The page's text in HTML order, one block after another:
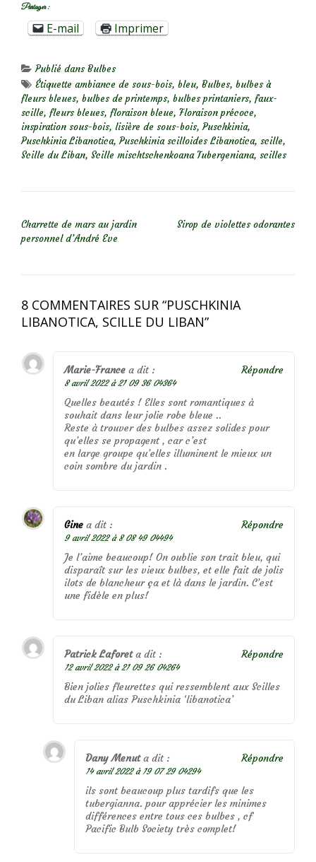
Partager :
E-mail Imprimer
Publié dansBulbes
Étiquette ambiance de sous-bois, bleu, Bulbes, bulbes à
fleurs bleues, bulbes de printemps, bulbes printaniers, faux-
scille, fleurs bleues, floraison bleue, Floraison précoce,
inspiration sous-bois, lisière de sous-bois,Puschkinia,
Puschkinia Libanotica,Puschkinia scilloides Libanotica, scille,
Scille du Liban, Scille mischtschenkoana Tubergeniana, scilles
Charrette de mars au jardin
personnel d’André Eve
Sirop de violettes odorantes
8 COMMENTAIRES SUR “PUSCHKINIA
LIBANOTICA, SCILLE DU LIBAN”
Marie-France a dit :
8 avril 2022 à 21 09 36 04364
Quelles beautés ! Elles sont romantiques à
souhait dans leur jolie robe bleue ..
Reste à trouver des bulbes assez solides pour
qu’elles se propagent , car c’est
en large groupe qu’elles illuminent le mieux un
coin sombre du jardin .
Répondre
Gine a dit :
9 avril 2022 à 8 08 49 04494
Je l’aime beaucoup! On oublie son trait bleu, qui
disparaît sur les vieux bulbes, et elle fait de jolis
ilots de blancheur ça et là dans le jardin. C’est
une fidèle en plus!
Répondre
Patrick Laforet a dit :
12 avril 2022 à 21 09 26 04264
Bien jolies fleurettes qui ressemblent aux Scilles
du Liban alias Puschkinia ‘libanotica’
Répondre
Dany Menut a dit :
14 avril 2022 à 19 07 29 04294
ils sont beaucoup plus tardifs que les
tubergianna. pour apprécier les minimes
différences entre tous ces bulbes , cf
Pacific Bulb Society très complet!
Répondre